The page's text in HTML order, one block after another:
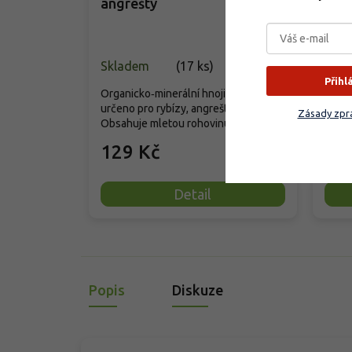
Skladem (17 ks)
129 Kč
Detail
Organicko‑minerální hnojivo Biomin je
určeno pro rybízy, angrešty a jostu.
Obsahuje mletou rohovinu...
Popis Diskuze
Zásady